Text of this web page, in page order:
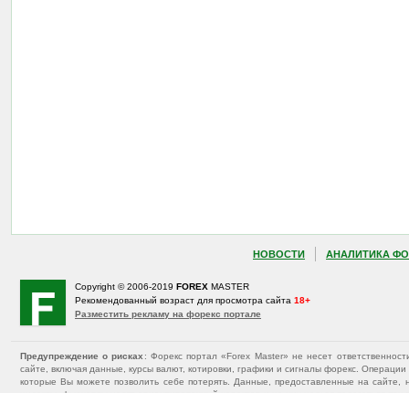
НОВОСТИ АНАЛИТИКА
Copyright © 2006-2019 FOREX MASTER
Рекомендованный возраст для просмотра сайта 18+
Разместить рекламу на форекс портале
Предупреждение о рисках : Форекс портал «Forex Master» не несет
сайте, включая данные, курсы валют, котировки, графики и сигналы форекс.
которые Вы можете позволить себе потерять. Данные, предоставленные на